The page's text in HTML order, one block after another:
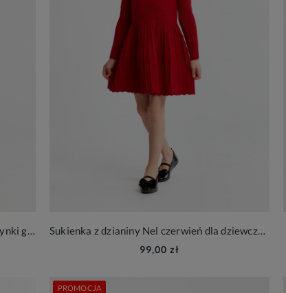
Dzianinowa sukienka Salma dla dziewczynki gold Sukienka z dzianiny Nel czerwień dla dziewczynki
99,00 zł
PROMOCJA